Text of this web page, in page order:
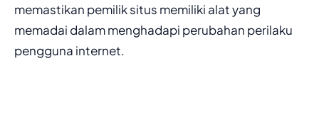
memastikan pemilik situs memiliki alat yang
memadai dalam menghadapi perubahan perilaku
pengguna internet.